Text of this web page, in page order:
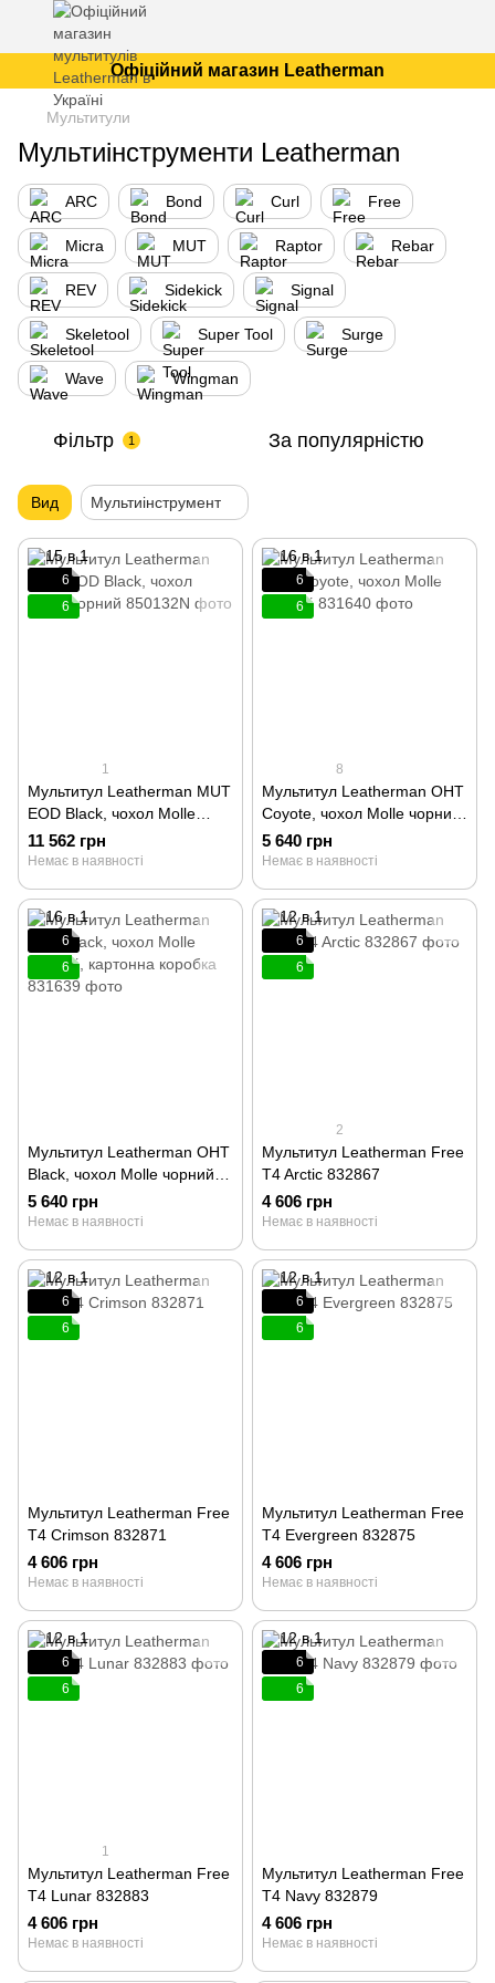
Офіційний магазин Leatherman
Мультитули
Мультиінструменти Leatherman
ARC Bond Curl Free
Micra MUT Raptor Rebar
REV Sidekick Signal
Skeletool Super Tool Surge
Wave Wingman
Фільтр 1 За популярністю
Вид Мультиінструмент
6
6
1
Мультитул Leatherman MUT
EOD Black, чохол Molle
чорний 850132N
11 562 грн
Немає в наявності
6
6
8
Мультитул Leatherman OHT
Coyote, чохол Molle чорний
831640
5 640 грн
Немає в наявності
6
6
Мультитул Leatherman OHT
Black, чохол Molle чорний,
картонна коробка 831639
5 640 грн
Немає в наявності
6
6
2
Мультитул Leatherman Free
T4 Arctic 832867
4 606 грн
Немає в наявності
6
6
Мультитул Leatherman Free
T4 Crimson 832871
4 606 грн
Немає в наявності
6
6
Мультитул Leatherman Free
T4 Evergreen 832875
4 606 грн
Немає в наявності
6
6
1
Мультитул Leatherman Free
T4 Lunar 832883
4 606 грн
Немає в наявності
6
6
Мультитул Leatherman Free
T4 Navy 832879
4 606 грн
Немає в наявності